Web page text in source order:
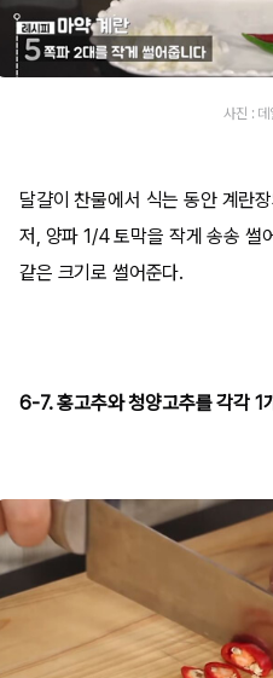
사진 : 데
달걀이 찬물에서 식는 동안 계란
저, 양파 1/4 토막을 작게 송송 썰
같은 크기로 썰어준다.
6-7. 홍고추와 청양고추를 각각 1